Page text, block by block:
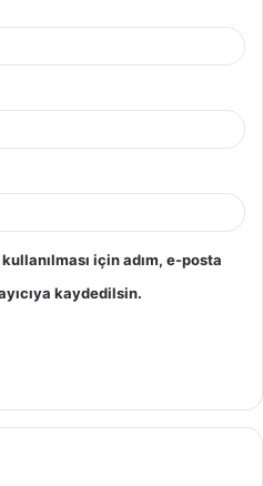
için adım, e-posta
kaydedilsin.